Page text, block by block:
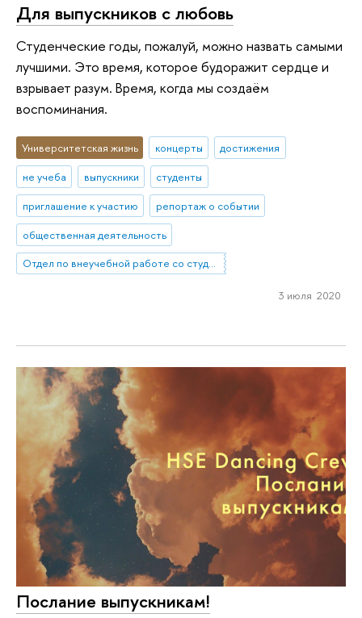
Для выпускников с любовь
Студенческие годы, пожалуй, можно назвать самыми
лучшими. Это время, которое будоражит сердце и
взрывает разум. Время, когда мы создаём
воспоминания.
Университетская жизнь концерты
достижения
не учеба
выпускники
студенты
приглашение к участию
репортаж о событии
общественная деятельность
Отдел по внеучебной работе со студентами (Нижний Новгород)
3 июля 2020
Послание выпускникам!